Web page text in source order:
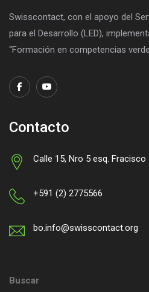
Swisscontact, con el apoyo del
para el Desarrollo (LED),
“Formación en competencias
Contacto
Calle 15, Nro 5 esq.
+591 (2) 2775566
bo.info@swisscontact.org
Buscar